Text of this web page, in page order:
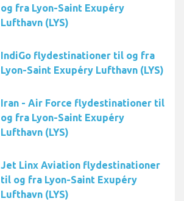
og fra Lyon-Saint Exupéry
Lufthavn (LYS)
IndiGo flydestinationer til og fra
Lyon-Saint Exupéry Lufthavn (LYS)
Iran - Air Force flydestinationer til
og fra Lyon-Saint Exupéry
Lufthavn (LYS)
Jet Linx Aviation flydestinationer
til og fra Lyon-Saint Exupéry
Lufthavn (LYS)